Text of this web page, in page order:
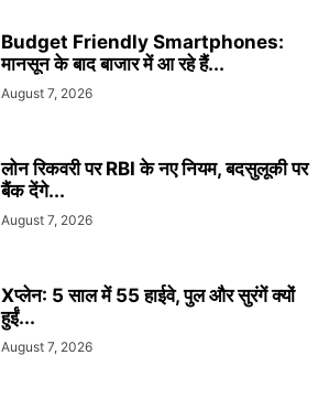
Budget Friendly Smartphones:
मानसून के बाद बाजार में आ रहे हैं...
August 7, 2026
लोन रिकवरी पर RBI के नए नियम, बदसुलूकी पर
बैंक देंगे...
August 7, 2026
Xप्लेन: 5 साल में 55 हाईवे, पुल और सुरंगें क्यों
हुईं...
August 7, 2026